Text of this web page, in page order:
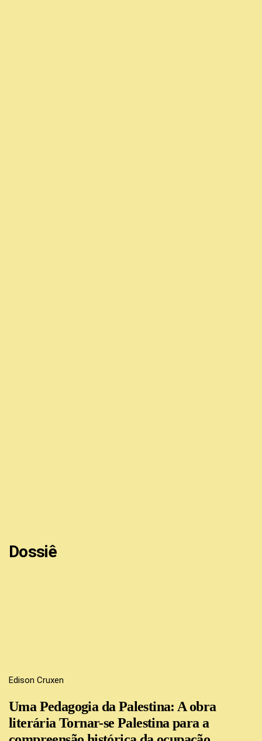
Dossiê
Edison Cruxen
Uma Pedagogia da Palestina: A obra
literária Tornar-se Palestina para a